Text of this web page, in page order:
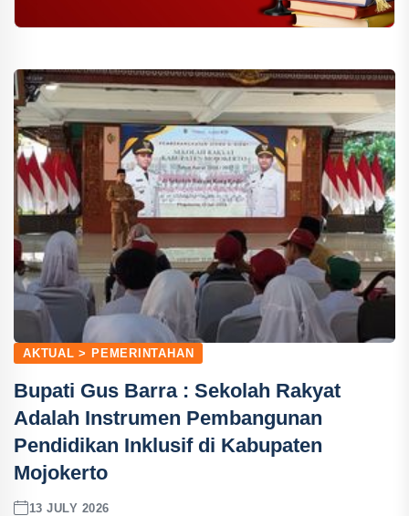
AKTUAL > PEMERINTAHAN
Bupati Gus Barra : Sekolah Rakyat
Adalah Instrumen Pembangunan
Pendidikan Inklusif di Kabupaten
Mojokerto
13 JULY 2026